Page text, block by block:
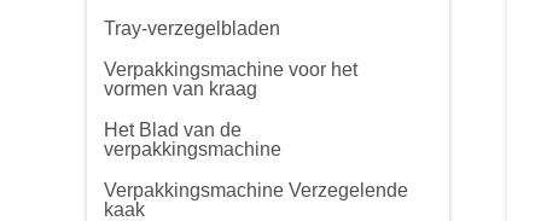
Tray-verzegelbladen
Verpakkingsmachine voor het
vormen van kraag
Het Blad van de
verpakkingsmachine
Verpakkingsmachine Verzegelende
kaak